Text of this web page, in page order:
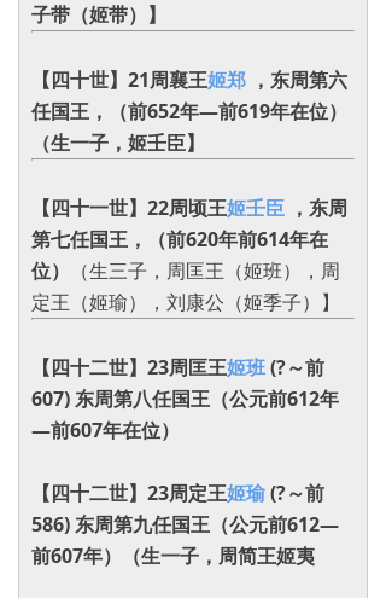
子带（姬带）】
【四十世】21周襄王姬郑 ，东周第六
任国王，（前652年―前619年在位）
（生一子，姬壬臣】
【四十一世】22周顷王姬壬臣 ，东周
第七任国王，（前620年前614年在
位）
（生三子，周匡王（姬班），周
定王（姬瑜），刘康公（姬季子）】
【四十二世】23周匡王姬班(?～前
607) 东周第八任国王（公元前612年
—前607年在位）
【四十二世】23周定王姬瑜(?～前
586) 东周第九任国王（公元前612—
前607年）（生一子，周简王姬夷‌‌